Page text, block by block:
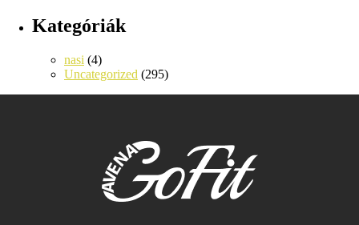
Kategóriák
nasi (4)
Uncategorized (295)